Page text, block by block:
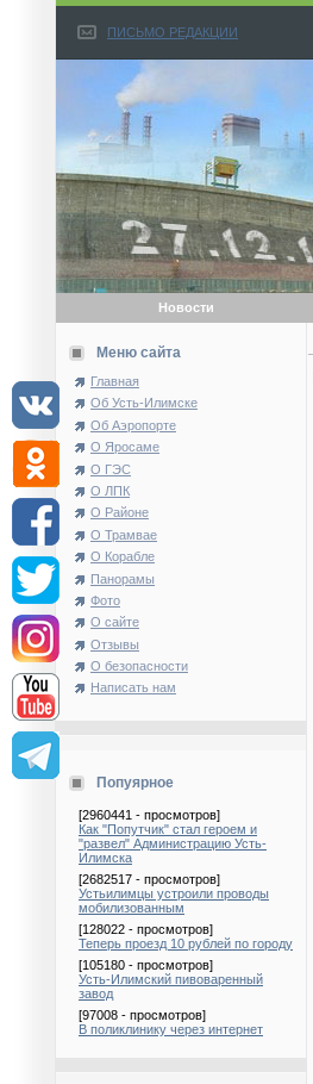
ПИСЬМО РЕДАКЦИИ
Новости
Меню сайта
Главная
Об Усть-Илимске
Об Аэропорте
О Яросаме
О ГЭС
О ЛПК
О Районе
О Трамвае
О Корабле
Панорамы
Фото
О сайте
Отзывы
О безопасности
Написать нам
Попуярное
[2960441 - просмотров]
Как "Попутчик" стал героем и
"развел" Администрацию Усть-
Илимска
[2682517 - просмотров]
Устьилимцы устроили проводы
мобилизованным
[128022 - просмотров]
Теперь проезд 10 рублей по городу
[105180 - просмотров]
Усть-Илимский пивоваренный
завод
[97008 - просмотров]
В поликлинику через интернет